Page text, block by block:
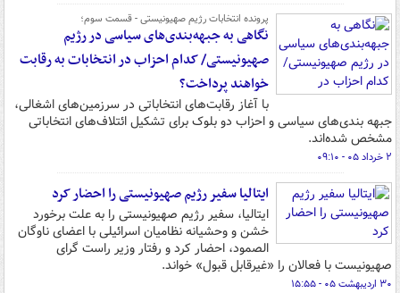
پرونده انتخابات رژیم صهیونیستی - قسمت سوم؛
نگاهی به جبهه‌بندی‌های سیاسی در رژیم
صهیونیستی/ کدام احزاب در انتخابات به رقابت
خواهند پرداخت؟
با آغاز رقابت‌های انتخاباتی در سرزمین‌های اشغالی‌،
جبهه بندی‌های سیاسی و احزاب دو بلوک برای تشکیل ائتلاف‌های انتخاباتی
مشخص شده‌اند.
۲ خرداد ۰۵ - ۰۹:۱۰
ایتالیا سفیر رژیم صهیونیستی را احضار کرد
ایتالیا، سفیر رژیم صهیونیستی را به علت برخورد
خشن و وحشیانه نظامیان اسرائیلی با اعضای ناوگان
الصمود، احضار کرد و رفتار وزیر راست گرای
صهیونیست با فعالان را «غیرقابل قبول» خواند.
۳۰ اردیبهشت ۰۵ - ۱۵:۵۵